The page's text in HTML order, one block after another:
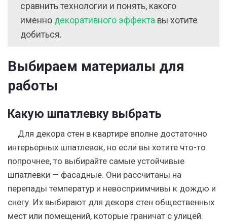
сравнить технологии и понять, какого
именно декоративного эффекта вы хотите
добиться.
Выбираем материалы для
работы
Какую шпатлевку выбрать
Для декора стен в квартире вполне достаточно
интерьерных шпатлевок, но если вы хотите что-то
попрочнее, то выбирайте самые устойчивые
шпатлевки — фасадные. Они рассчитаны на
перепады температур и невосприимчивы к дождю и
снегу. Их выбирают для декора стен общественных
мест или помещений, которые граничат с улицей.